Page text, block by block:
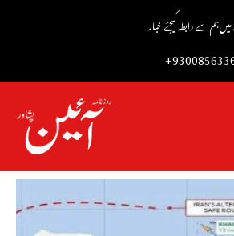
ہم سے رابطہ کیجئےاخبار